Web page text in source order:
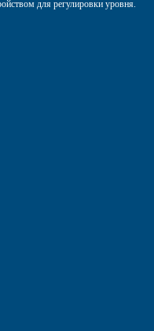
для регулировки уровня.